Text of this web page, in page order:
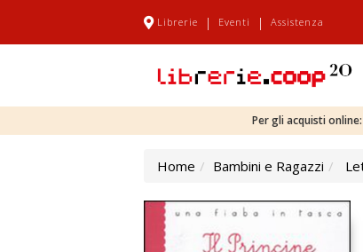
Librerie | Eventi | Assistenza
Per gli acquisti
Home Bambini e Ragazzi